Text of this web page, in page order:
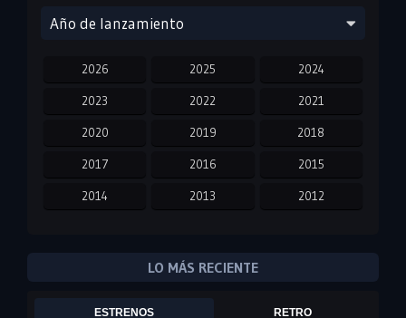
Año de lanzamiento
2026 2025 2024
2023 2022 2021
2020 2019 2018
2017 2016 2015
2014 2013 2012
2007
LO MÁS RECIENTE
ESTRENOS RETRO